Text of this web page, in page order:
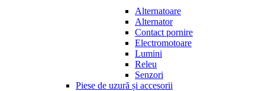
Alternatoare
Alternator
Contact pornire
Electromotoare
Lumini
Releu
Senzori
Piese de uzură și accesorii